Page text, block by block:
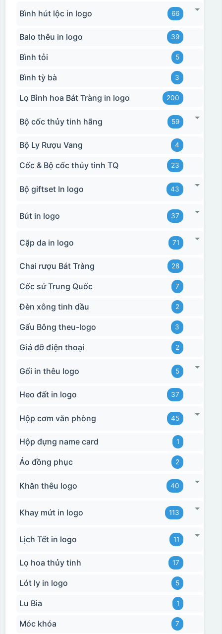
Bình hút lộc in logo 66
Balo thêu in logo 39
Bình tỏi 5
Bình tỳ bà 3
Lọ Bình hoa Bát Tràng in logo 200
Bộ cốc thủy tinh hãng 59
Bộ Ly Rượu Vang 4
Cốc & Bộ cốc thủy tinh TQ 23
Bộ giftset In logo 43
Bút in logo 37
Cặp da in logo 71
Chai rượu Bát Tràng 28
Cốc sứ Trung Quốc 7
Đèn xông tinh dầu 2
Gấu Bông theu-logo 3
Giá đỡ điện thoại 2
Gối in thêu logo 5
Heo đất in logo 37
Hộp cơm văn phòng 45
Hộp đựng name card 1
Áo đồng phục 2
Khăn thêu logo 40
Khay mứt in logo 113
Lịch Tết in logo 11
Lọ hoa thủy tinh 17
Lót ly in logo 5
Lu Bia 1
Móc khóa 7